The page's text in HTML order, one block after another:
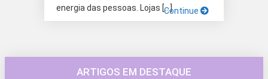
energia das pessoas. Lojas […]Continue
ARTIGOS EM DESTAQUE